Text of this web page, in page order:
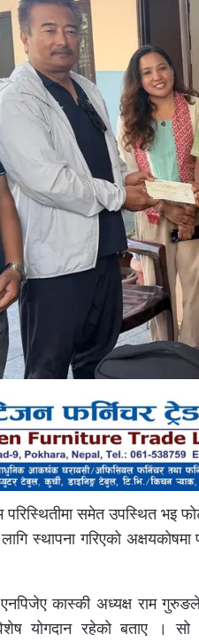
समेत उपस्थित भइ
स्थापना गरिएको
कास्की अध्यक्ष राम
योगदान रहेको बताए । सो